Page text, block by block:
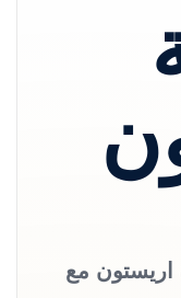
اريستون مع